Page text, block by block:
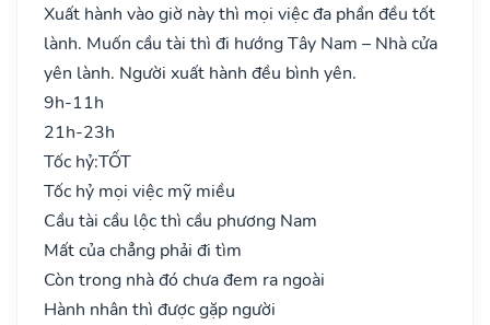
Xuất hành vào giờ này thì mọi việc đa phần đều tốt
lành. Muốn cầu tài thì đi hướng Tây Nam – Nhà cửa
yên lành. Người xuất hành đều bình yên.
9h-11h
21h-23h
Tốc hỷ:TỐT
Tốc hỷ mọi việc mỹ miều
Cầu tài cầu lộc thì cầu phương Nam
Mất của chẳng phải đi tìm
Còn trong nhà đó chưa đem ra ngoài
Hành nhân thì được gặp người